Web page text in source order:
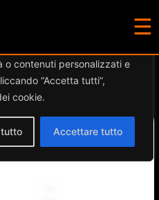
contenuti personalizzati e
“Accetta tutti”,
cookie.
tutto Accettare tutto
☰
location